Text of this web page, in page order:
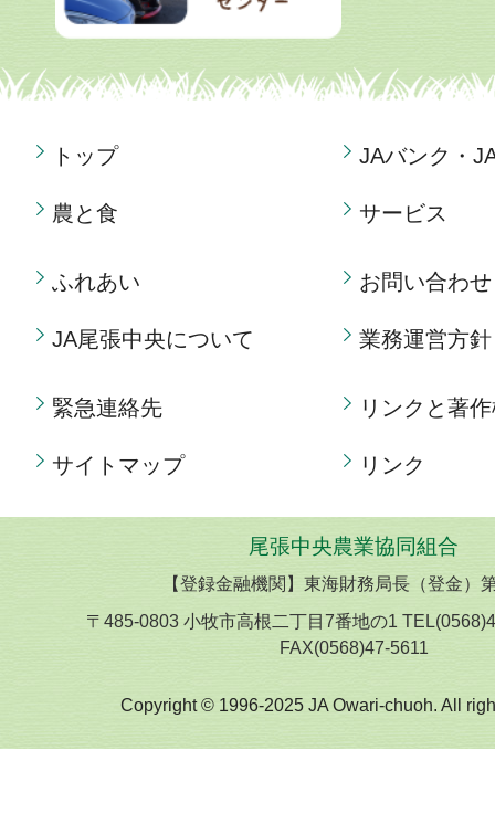
トップ
農と食
JAバンク・
サービス
ふれあい
JA尾張中央について
お問い合わせ
業務運営方針
緊急連絡先
サイトマップ
リンクと著
リンク
尾張中央農業協同組合
【登録金融機関】東海財務局長（登金）
〒485-0803 小牧市高根二丁目7番地の1
FAX(0568)47-5611
Copyright © 1996-2025 JA Owari-chuoh. All